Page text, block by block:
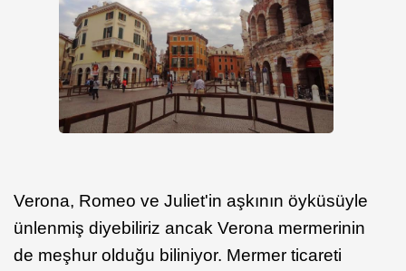
Verona, Romeo ve Juliet'in aşkının öyküsüyle
ünlenmiş diyebiliriz ancak Verona mermerinin
de meşhur olduğu biliniyor. Mermer ticareti